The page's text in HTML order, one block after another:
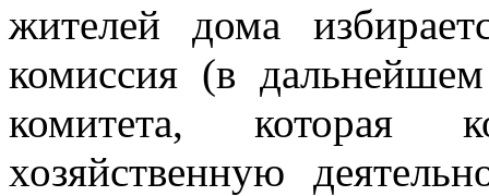
жителей дома
комиссия (в
комитета, которая
хозяйственную